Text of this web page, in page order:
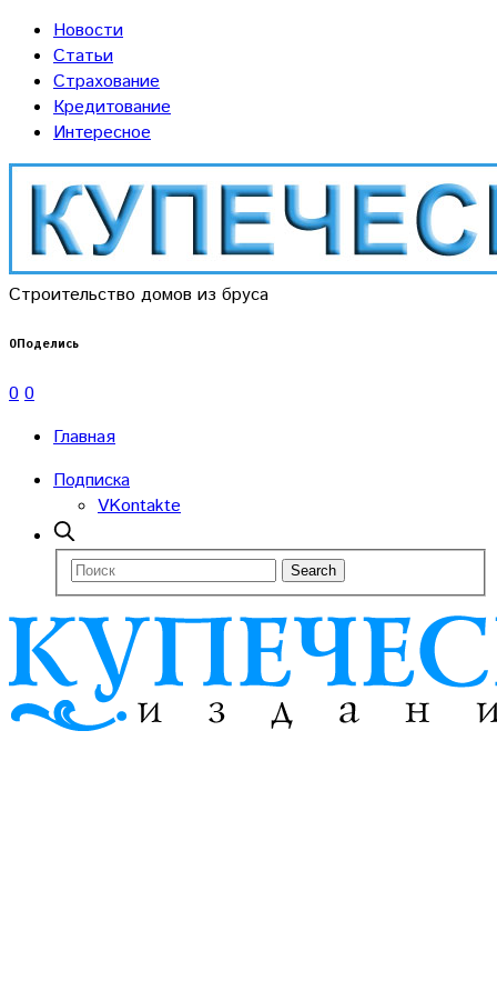
Новости
Статьи
Страхование
Кредитование
Интересное
Строительство домов из бруса
0Поделись
0 0
Главная
Подписка
VKontakte